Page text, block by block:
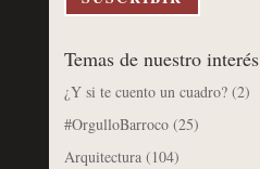
Temas de nuestro interés
¿Y si te cuento un cuadro?(2)
#OrgulloBarroco(25)
Arquitectura(104)